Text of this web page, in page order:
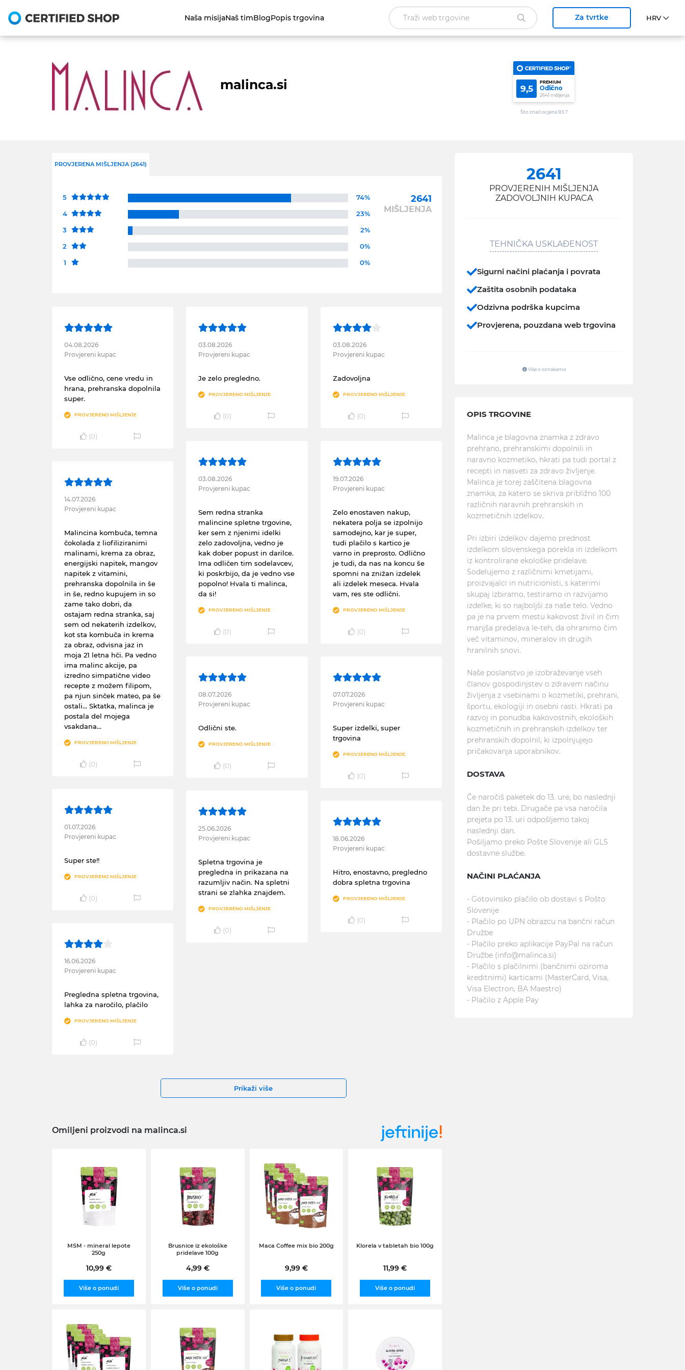
Naša misijaNaš timBlogPopis trgovina Za tvrtke
malinca.si 9,5
PREMIUM
Odlično
2641 mišljenja
Što znači ocjena 9,5 ?
PROVJERENA MIŠLJENJA (2641)
5
74%
4
23%
3
2%
2
0%
1
0%
2641
MIŠLJENJA
04.08.2026
Provjereni kupac
Vse odlično, cene vredu in
hrana, prehranska dopolnila
super.
PROVJERENO MIŠLJENJE
(0)
03.08.2026
Provjereni kupac
Je zelo pregledno.
PROVJERENO MIŠLJENJE
(0)
03.08.2026
Provjereni kupac
Zadovoljna
PROVJERENO MIŠLJENJE
(0)
03.08.2026
Provjereni kupac
Sem redna stranka
malincine spletne trgovine,
ker sem z njenimi idelki
zelo zadovoljna, vedno je
kak dober popust in darilce.
Ima odličen tim sodelavcev,
ki poskrbijo, da je vedno vse
popolno! Hvala ti malinca,
da si!
PROVJERENO MIŠLJENJE
(0)
19.07.2026
Provjereni kupac
Zelo enostaven nakup,
nekatera polja se izpolnijo
samodejno, kar je super,
tudi plačilo s kartico je
varno in preprosto. Odlično
je tudi, da nas na koncu še
spomni na znižan izdelek
ali izdelek meseca. Hvala
vam, res ste odlični.
PROVJERENO MIŠLJENJE
(0)
14.07.2026
Provjereni kupac
Malincina kombuča, temna
čokolada z liofiliziranimi
malinami, krema za obraz,
energijski napitek, mangov
napitek z vitamini,
prehranska dopolnila in še
in še, redno kupujem in so
zame tako dobri, da
ostajam redna stranka, saj
sem od nekaterih izdelkov,
kot sta kombuča in krema
za obraz, odvisna jaz in
moja 21 letna hči. Pa vedno
ima malinc akcije, pa
izredno simpatične video
recepte z možem filipom,
pa njun sinček mateo, pa še
ostali... Sktatka, malinca je
postala del mojega
vsakdana...
PROVJERENO MIŠLJENJE
(0)
08.07.2026
Provjereni kupac
Odlični ste.
PROVJERENO MIŠLJENJE
(0)
07.07.2026
Provjereni kupac
Super izdelki, super
trgovina
PROVJERENO MIŠLJENJE
(0)
01.07.2026
Provjereni kupac
Super ste!!
PROVJERENO MIŠLJENJE
(0)
25.06.2026
Provjereni kupac
Spletna trgovina je
pregledna in prikazana na
razumljiv način. Na spletni
strani se zlahka znajdem.
PROVJERENO MIŠLJENJE
(0)
18.06.2026
Provjereni kupac
Hitro, enostavno, pregledno
dobra spletna trgovina
PROVJERENO MIŠLJENJE
(0)
16.06.2026
Provjereni kupac
Pregledna spletna trgovina,
lahka za naročilo, plačilo
PROVJERENO MIŠLJENJE
(0)
Prikaži više
Omiljeni proizvodi na malinca.si
MSM - mineral lepote
250g
10,99 €
Više o ponudi
Brusnice iz ekološke
pridelave 100g
4,99 €
Više o ponudi
Maca Coffee mix bio 200g
9,99 €
Više o ponudi
Klorela v tabletah bio 100g
11,99 €
Više o ponudi
2641
PROVJERENIH MIŠLJENJA
ZADOVOLJNIH KUPACA
TEHNIČKA USKLAĐENOST
Sigurni načini plaćanja i povrata
Zaštita osobnih podataka
Odzivna podrška kupcima
Provjerena, pouzdana web trgovina
Više o oznakama
OPIS TRGOVINE
Malinca je blagovna znamka z zdravo
prehrano, prehranskimi dopolnili in
naravno kozmetiko, hkrati pa tudi portal z
recepti in nasveti za zdravo življenje.
Malinca je torej zaščitena blagovna
znamka, za katero se skriva približno 100
različnih naravnih prehranskih in
kozmetičnih izdelkov.
Pri izbiri izdelkov dajemo prednost
izdelkom slovenskega porekla in izdelkom
iz kontrolirane ekološke pridelave.
Sodelujemo z različnimi kmetijami,
proizvajalci in nutricionisti, s katerimi
skupaj izbiramo, testiramo in razvijamo
izdelke, ki so najboljši za naše telo. Vedno
pa je na prvem mestu kakovost živil in čim
manjša predelava le-teh, da ohranimo čim
več vitaminov, mineralov in drugih
hranilnih snovi.
Naše poslanstvo je izobraževanje vseh
članov gospodinjstev o zdravem načinu
življenja z vsebinami o kozmetiki, prehrani,
športu, ekologiji in osebni rasti. Hkrati pa
razvoj in ponudba kakovostnih, ekoloških
kozmetičnih in prehranskih izdelkov ter
prehranskih dopolnil, ki izpolnjujejo
pričakovanja uporabnikov.
DOSTAVA
Če naročiš paketek do 13. ure, bo naslednji
dan že pri tebi. Drugače pa vsa naročila
prejeta po 13. uri odpošljemo takoj
naslednji dan.
Pošiljamo preko Pošte Slovenije ali GLS
dostavne službe.
NAČINI PLAĆANJA
- Gotovinsko plačilo ob dostavi s Pošto
Slovenije
- Plačilo po UPN obrazcu na bančni račun
Družbe
- Plačilo preko aplikacije PayPal na račun
Družbe (info@malinca.si)
- Plačilo s plačilnimi (bančnimi oziroma
kreditnimi) karticami (MasterCard, Visa,
Visa Electron, BA Maestro)
- Plačilo z Apple Pay